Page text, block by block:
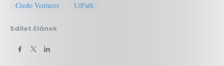
Credo Ventures UiPath
Sdílet článek